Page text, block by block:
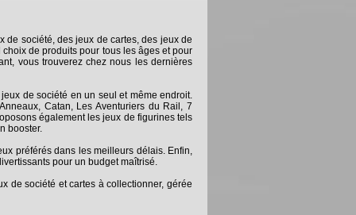
de société, des jeux de cartes, des jeux de
de produits pour tous les âges et pour
vous trouverez chez nous les dernières
de société en un seul et même endroit.
Catan, Les Aventuriers du Rail, 7
également les jeux de figurines tels
booster.
préférés dans les meilleurs délais. Enfin,
pour un budget maîtrisé.
de société et cartes à collectionner, gérée